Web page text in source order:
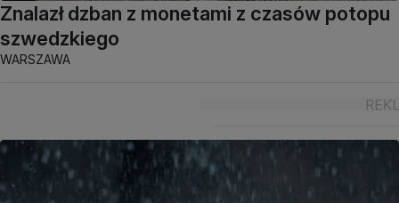
Znalazł dzban z monetami z czasów potopu
szwedzkiego
WARSZAWA